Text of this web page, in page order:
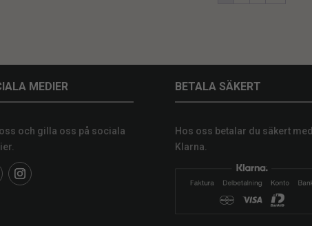
MEDIER
och gilla oss på sociala
BETALA SÄKERT
Hos oss betalar du säkert med
Klarna.